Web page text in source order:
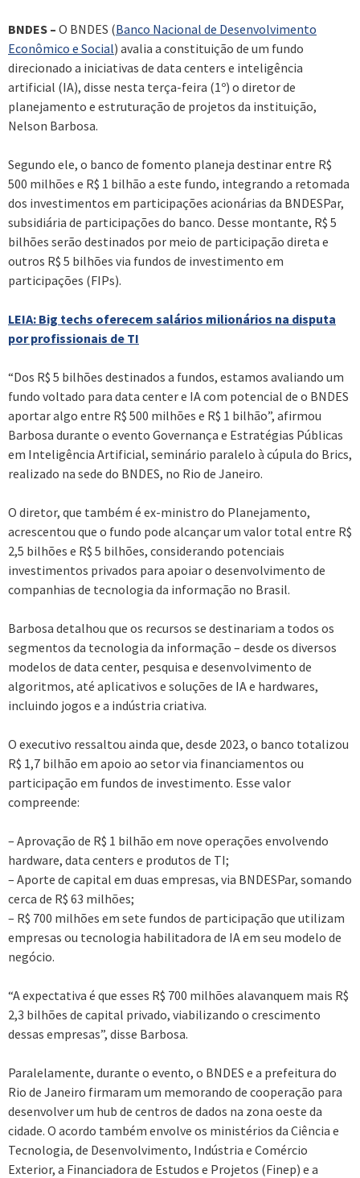
BNDES – O BNDES (Banco Nacional de Desenvolvimento
Econômico e Social) avalia a constituição de um fundo
direcionado a iniciativas de data centers e inteligência
artificial (IA), disse nesta terça-feira (1º) o diretor de
planejamento e estruturação de projetos da instituição,
Nelson Barbosa.
Segundo ele, o banco de fomento planeja destinar entre R$
500 milhões e R$ 1 bilhão a este fundo, integrando a retomada
dos investimentos em participações acionárias da BNDESPar,
subsidiária de participações do banco. Desse montante, R$ 5
bilhões serão destinados por meio de participação direta e
outros R$ 5 bilhões via fundos de investimento em
participações (FIPs).
LEIA: Big techs oferecem salários milionários na disputa
por profissionais de TI
“Dos R$ 5 bilhões destinados a fundos, estamos avaliando um
fundo voltado para data center e IA com potencial de o BNDES
aportar algo entre R$ 500 milhões e R$ 1 bilhão”, afirmou
Barbosa durante o evento Governança e Estratégias Públicas
em Inteligência Artificial, seminário paralelo à cúpula do Brics,
realizado na sede do BNDES, no Rio de Janeiro.
O diretor, que também é ex-ministro do Planejamento,
acrescentou que o fundo pode alcançar um valor total entre R$
2,5 bilhões e R$ 5 bilhões, considerando potenciais
investimentos privados para apoiar o desenvolvimento de
companhias de tecnologia da informação no Brasil.
Barbosa detalhou que os recursos se destinariam a todos os
segmentos da tecnologia da informação – desde os diversos
modelos de data center, pesquisa e desenvolvimento de
algoritmos, até aplicativos e soluções de IA e hardwares,
incluindo jogos e a indústria criativa.
O executivo ressaltou ainda que, desde 2023, o banco totalizou
R$ 1,7 bilhão em apoio ao setor via financiamentos ou
participação em fundos de investimento. Esse valor
compreende:
– Aprovação de R$ 1 bilhão em nove operações envolvendo
hardware, data centers e produtos de TI;
– Aporte de capital em duas empresas, via BNDESPar, somando
cerca de R$ 63 milhões;
– R$ 700 milhões em sete fundos de participação que utilizam
empresas ou tecnologia habilitadora de IA em seu modelo de
negócio.
“A expectativa é que esses R$ 700 milhões alavanquem mais R$
2,3 bilhões de capital privado, viabilizando o crescimento
dessas empresas”, disse Barbosa.
Paralelamente, durante o evento, o BNDES e a prefeitura do
Rio de Janeiro firmaram um memorando de cooperação para
desenvolver um hub de centros de dados na zona oeste da
cidade. O acordo também envolve os ministérios da Ciência e
Tecnologia, de Desenvolvimento, Indústria e Comércio
Exterior, a Financiadora de Estudos e Projetos (Finep) e a